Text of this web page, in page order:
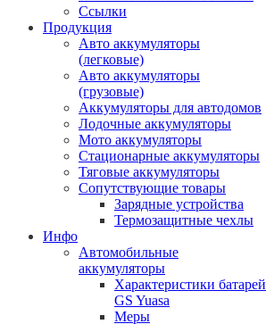
Ссылки
Продукция
Авто аккумуляторы
(легковые)
Авто аккумуляторы
(грузовые)
Аккумуляторы для автодомов
Лодочные аккумуляторы
Мото аккумуляторы
Стационарные аккумуляторы
Тяговые аккумуляторы
Сопутствующие товары
Зарядные устройства
Термозащитные чехлы
Инфо
Автомобильные
аккумуляторы
Характеристики батарей
GS Yuasa
Меры